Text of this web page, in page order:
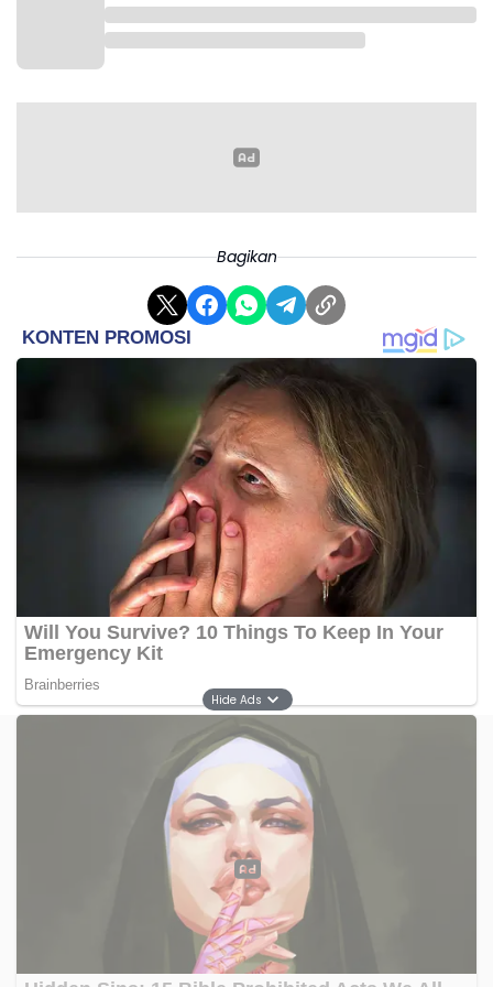
Catterall juga tampil dominan lewat kombinasi jab
kanan dan pukulan kiri keras yang membuat Giyasov
mulai kesulitan mengembangkan permainan.
Memasuki paruh akhir pertarungan, petinju asal
Inggris itu semakin nyaman mengontrol tempo laga.
Hook ke arah tubuh dan pukulan lurus ke kepala
perlahan menguras stamina Giyasov.
Pada ronde terakhir, Giyasov mencoba tampil habis
habisan demi mencari kemenangan knockout.
Namun pertahanan disiplin dan ketenangan
Catterall berhasil meredam tekanan lawannya.
Setelah 12 ronde berakhir, Catterall dinyatakan
menang mutlak lewat skor 119-108, 116-111, dan 118-109.
Kemenangan ini menjadi pencapaian besar dalam
karier Catterall sekaligus mewujudkan impiannya
meraih gelar juara dunia.
Kini, petinju Inggris tersebut memiliki catatan 32
kemenangan dengan 14 knockout dan dua
kekalahan.
Bagikan
Hide Ads